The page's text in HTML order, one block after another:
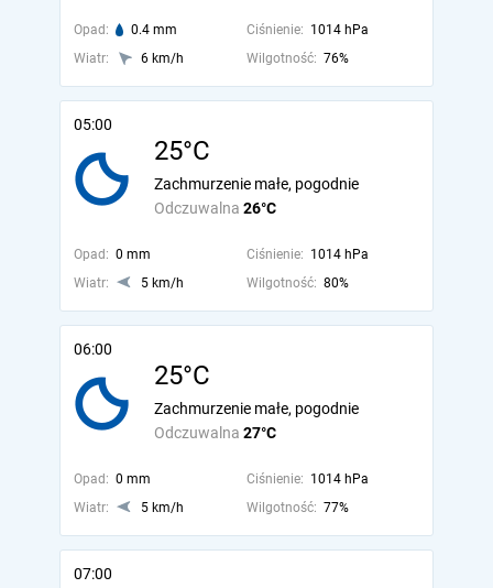
Opad: 0.4 mm Ciśnienie: 1014 hPa
Wiatr:
6 km/h Wilgotność: 76%
05:00
25°C
Odczuwalna 26°C
Zachmurzenie małe, pogodnie
Opad: 0 mm Ciśnienie: 1014 hPa
Wiatr:
5 km/h Wilgotność: 80%
06:00
25°C
Odczuwalna 27°C
Zachmurzenie małe, pogodnie
Opad: 0 mm Ciśnienie: 1014 hPa
Wiatr:
5 km/h Wilgotność: 77%
07:00